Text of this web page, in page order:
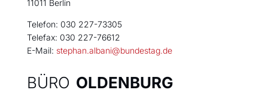
11011 Berlin
Telefon: 030 227-73305
Telefax: 030 227-76612
E-Mail: stephan.albani@bundestag.de
BÜRO OLDENBURG